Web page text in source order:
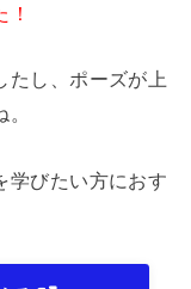
たし、ポーズが上
学びたい方におす